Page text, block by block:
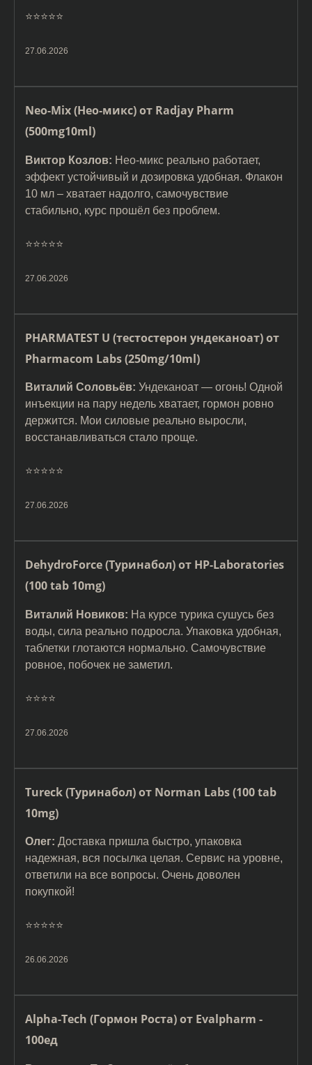
⭐️⭐️⭐️⭐️⭐️
27.06.2026
Neo-Mix (Нео-микс) от Radjay Pharm
(500mg10ml)
Виктор Козлов: Нео-микс реально работает,
эффект устойчивый и дозировка удобная. Флакон
10 мл – хватает надолго, самочувствие
стабильно, курс прошёл без проблем.
⭐️⭐️⭐️⭐️⭐️
27.06.2026
PHARMATEST U (тестостерон ундеканоат) от
Pharmacom Labs (250mg/10ml)
Виталий Соловьёв: Ундеканоат — огонь! Одной
инъекции на пару недель хватает, гормон ровно
держится. Мои силовые реально выросли,
восстанавливаться стало проще.
⭐️⭐️⭐️⭐️⭐️
27.06.2026
DehydroForce (Туринабол) от HP-Laboratories
(100 tab 10mg)
Виталий Новиков: На курсе турика сушусь без
воды, сила реально подросла. Упаковка удобная,
таблетки глотаются нормально. Самочувствие
ровное, побочек не заметил.
⭐️⭐️⭐️⭐️
27.06.2026
Tureck (Туринабол) от Norman Labs (100 tab
10mg)
Олег: Доставка пришла быстро, упаковка
надежная, вся посылка целая. Сервис на уровне,
ответили на все вопросы. Очень доволен
покупкой!
⭐️⭐️⭐️⭐️⭐️
26.06.2026
Alpha-Tech (Гормон Роста) от Evalpharm -
100ед